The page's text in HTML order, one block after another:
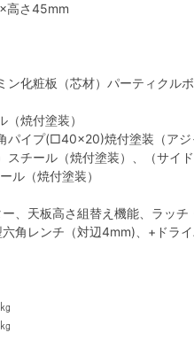
高さ45mm
化粧板（芯材）パーティクル
焼付塗装）
イプ(□40×20)焼付塗装（アジ
チール（焼付塗装）、（サイ
ル（焼付塗装）
、天板高さ組替え機能、ラッチ
角レンチ（対辺4mm)、+ドライ